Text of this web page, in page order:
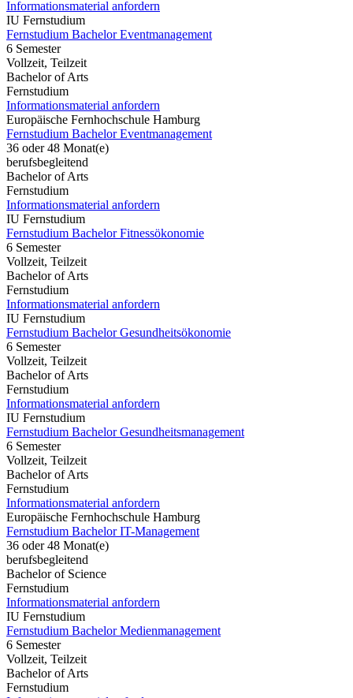
Informationsmaterial anfordern
IU Fernstudium
Fernstudium Bachelor Eventmanagement
6 Semester
Vollzeit, Teilzeit
Bachelor of Arts
Fernstudium
Informationsmaterial anfordern
Europäische Fernhochschule Hamburg
Fernstudium Bachelor Eventmanagement
36 oder 48 Monat(e)
berufsbegleitend
Bachelor of Arts
Fernstudium
Informationsmaterial anfordern
IU Fernstudium
Fernstudium Bachelor Fitnessökonomie
6 Semester
Vollzeit, Teilzeit
Bachelor of Arts
Fernstudium
Informationsmaterial anfordern
IU Fernstudium
Fernstudium Bachelor Gesundheitsökonomie
6 Semester
Vollzeit, Teilzeit
Bachelor of Arts
Fernstudium
Informationsmaterial anfordern
IU Fernstudium
Fernstudium Bachelor Gesundheitsmanagement
6 Semester
Vollzeit, Teilzeit
Bachelor of Arts
Fernstudium
Informationsmaterial anfordern
Europäische Fernhochschule Hamburg
Fernstudium Bachelor IT-Management
36 oder 48 Monat(e)
berufsbegleitend
Bachelor of Science
Fernstudium
Informationsmaterial anfordern
IU Fernstudium
Fernstudium Bachelor Medienmanagement
6 Semester
Vollzeit, Teilzeit
Bachelor of Arts
Fernstudium